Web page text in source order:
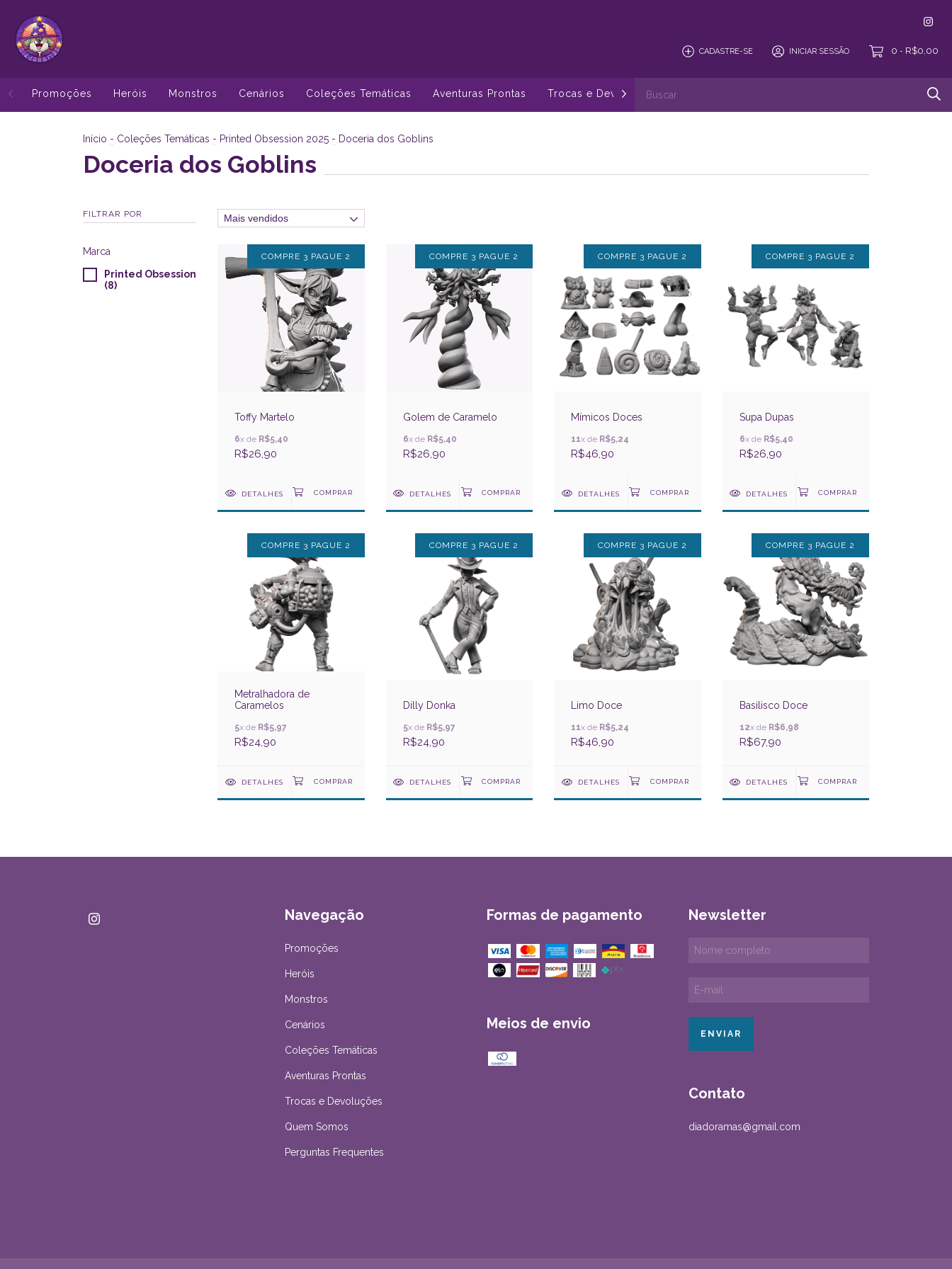
CADASTRE-SE INICIAR SESSÃO 0 - R$0,00
Promoções Heróis Monstros Cenários Coleções Temáticas Aventuras Prontas Trocas e Devoluções
Início - Coleções Temáticas - Printed Obsession 2025 - Doceria dos Goblins
Doceria dos Goblins
FILTRAR POR
Marca
Printed Obsession
(8)
COMPRE 3 PAGUE 2
Toffy Martelo
6x de R$5,40
R$26,90
DETALHES
COMPRE 3 PAGUE 2
Golem de Caramelo
6x de R$5,40
R$26,90
DETALHES
COMPRE 3 PAGUE 2
Mímicos Doces
11x de R$5,24
R$46,90
DETALHES
COMPRE 3 PAGUE 2
Supa Dupas
6x de R$5,40
R$26,90
DETALHES
COMPRE 3 PAGUE 2
Metralhadora de
Caramelos
5x de R$5,97
R$24,90
DETALHES
COMPRE 3 PAGUE 2
Dilly Donka
5x de R$5,97
R$24,90
DETALHES
COMPRE 3 PAGUE 2
Limo Doce
11x de R$5,24
R$46,90
DETALHES
COMPRE 3 PAGUE 2
Basilisco Doce
12x de R$6,98
R$67,90
DETALHES
Navegação
Promoções
Heróis
Monstros
Cenários
Coleções Temáticas
Aventuras Prontas
Trocas e Devoluções
Quem Somos
Perguntas Frequentes
Formas de pagamento
Meios de envio
Newsletter
Contato
diadoramas@gmail.com